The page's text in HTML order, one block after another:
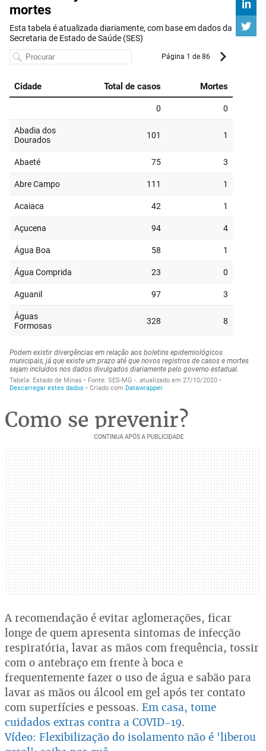
Como se prevenir?
A recomendação é evitar aglomerações, ficar
longe de quem apresenta sintomas de infecção
respiratória, lavar as mãos com frequência, tossir
com o antebraço em frente à boca e
frequentemente fazer o uso de água e sabão para
lavar as mãos ou álcool em gel após ter contato
com superfícies e pessoas. Em casa, tome
cuidados extras contra a COVID-19.
Vídeo: Flexibilização do isolamento não é 'liberou